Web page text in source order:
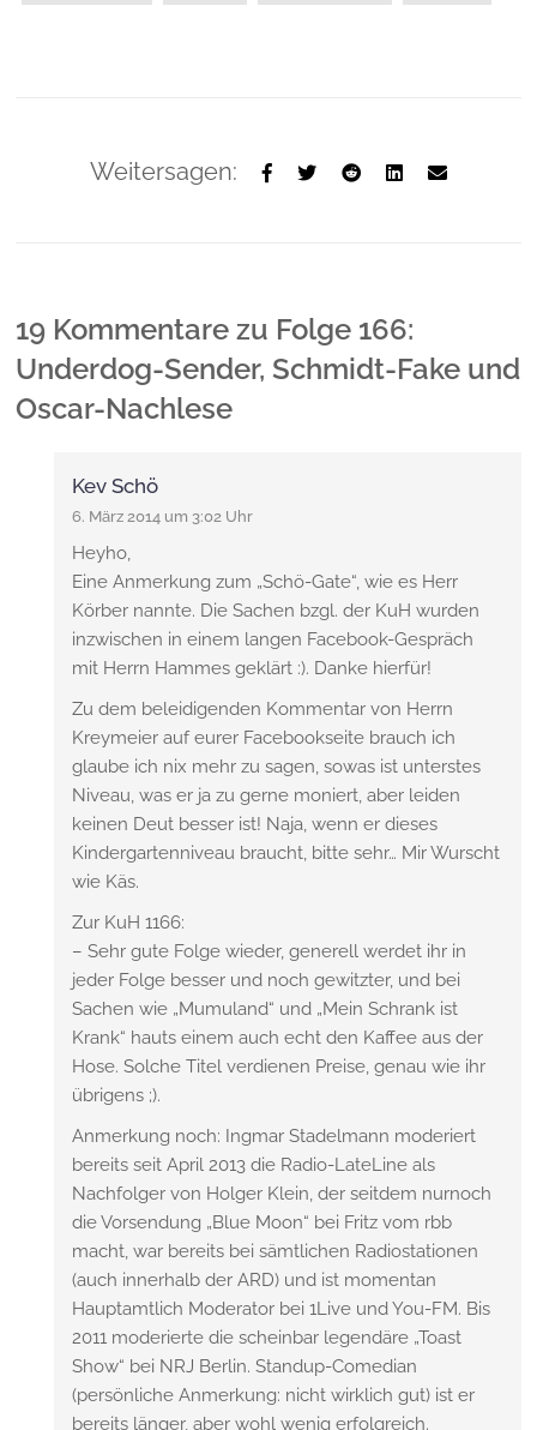
Weitersagen:
19 Kommentare zu Folge 166:
Underdog-Sender, Schmidt-Fake und
Oscar-Nachlese
Kev Schö
6. März 2014 um 3:02 Uhr
Heyho,
Eine Anmerkung zum „Schö-Gate“, wie es Herr
Körber nannte. Die Sachen bzgl. der KuH wurden
inzwischen in einem langen Facebook-Gespräch
mit Herrn Hammes geklärt :). Danke hierfür!
Zu dem beleidigenden Kommentar von Herrn
Kreymeier auf eurer Facebookseite brauch ich
glaube ich nix mehr zu sagen, sowas ist unterstes
Niveau, was er ja zu gerne moniert, aber leiden
keinen Deut besser ist! Naja, wenn er dieses
Kindergartenniveau braucht, bitte sehr… Mir Wurscht
wie Käs.
Zur KuH 1166:
– Sehr gute Folge wieder, generell werdet ihr in
jeder Folge besser und noch gewitzter, und bei
Sachen wie „Mumuland“ und „Mein Schrank ist
Krank“ hauts einem auch echt den Kaffee aus der
Hose. Solche Titel verdienen Preise, genau wie ihr
übrigens ;).
Anmerkung noch: Ingmar Stadelmann moderiert
bereits seit April 2013 die Radio-LateLine als
Nachfolger von Holger Klein, der seitdem nurnoch
die Vorsendung „Blue Moon“ bei Fritz vom rbb
macht, war bereits bei sämtlichen Radiostationen
(auch innerhalb der ARD) und ist momentan
Hauptamtlich Moderator bei 1Live und You-FM. Bis
2011 moderierte die scheinbar legendäre „Toast
Show“ bei NRJ Berlin. Standup-Comedian
(persönliche Anmerkung: nicht wirklich gut) ist er
bereits länger, aber wohl wenig erfolgreich.